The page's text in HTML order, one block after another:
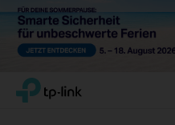
ClickTP-Link, Reliably Smart